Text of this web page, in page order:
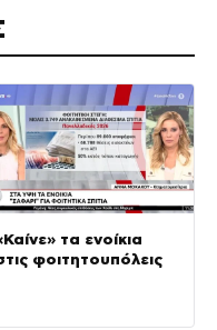
τα ενοίκια
φοιτητουπόλεις